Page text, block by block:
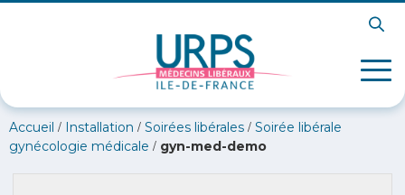
Accueil / Installation / Soirées libérales / Soirée libérale
gynécologie médicale / gyn-med-demo